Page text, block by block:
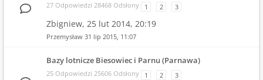
27 Odpowiedzi 28468 Odsłony 1 2 3
Zbigniew, 25 lut 2014, 20:19
Przemysław 31 lip 2015, 11:07
Bazy lotnicze Biesowiec i Parnu (Parnawa)
25 Odpowiedzi 25606 Odsłony 1 2 3